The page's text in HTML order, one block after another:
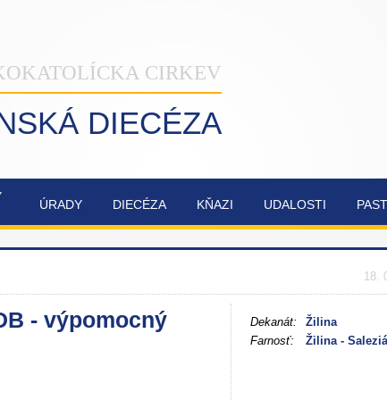
CIRKEV
DIECÉZA
ÚRADY DIECÉZA KŇAZI UDALOSTI
NAŠA
OBNOVA
TROJICE
SYNODA
18.
Dekanát:
Žilina
Farnosť:
Žilina -
- výpomocný